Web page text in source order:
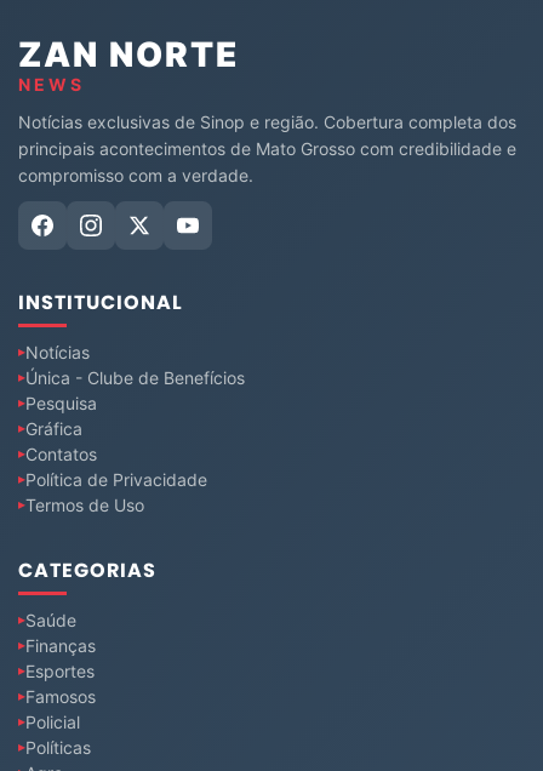
ZAN NORTE
NEWS
Notícias exclusivas de Sinop e região. Cobertura completa dos
principais acontecimentos de Mato Grosso com credibilidade e
compromisso com a verdade.
INSTITUCIONAL
Notícias
Única - Clube de Benefícios
Pesquisa
Gráfica
Contatos
Política de Privacidade
Termos de Uso
CATEGORIAS
Saúde
Finanças
Esportes
Famosos
Policial
Políticas